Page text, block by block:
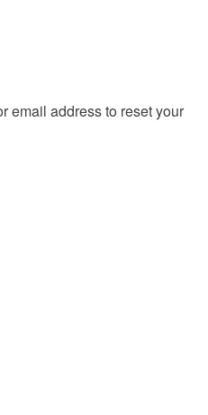
email address to reset your